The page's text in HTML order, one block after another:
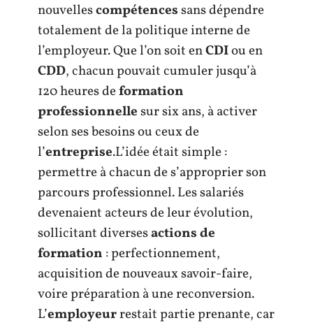
nouvellescompétencessans dépendre
totalement de la politique interne de
l’employeur. Que l’on soit enCDIou en
CDD, chacun pouvait cumuler jusqu’à
120 heures deformation
professionnellesur six ans, à activer
selon ses besoins ou ceux de
l’entreprise.L’idée était simple :
permettre à chacun de s’approprier son
parcours professionnel. Les salariés
devenaient acteurs de leur évolution,
sollicitant diversesactions de
formation : perfectionnement,
acquisition de nouveaux savoir-faire,
voire préparation à une reconversion.
L’employeurrestait partie prenante, car